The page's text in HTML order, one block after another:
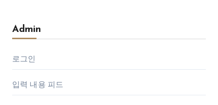
Admin
로그인
입력 내용 피드